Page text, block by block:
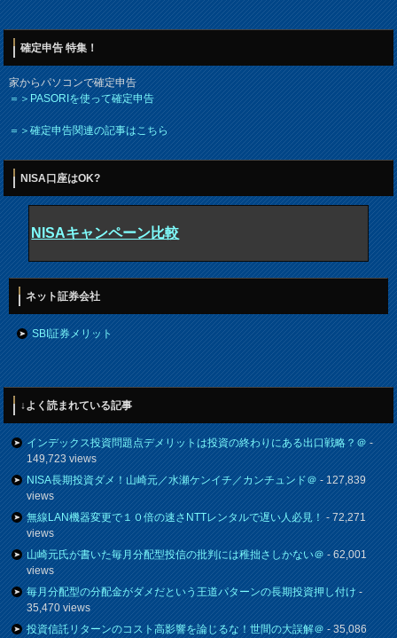
確定申告 特集！
家からパソコンで確定申告
＝＞PASORIを使って確定申告
＝＞確定申告関連の記事はこちら
NISA口座はOK?
NISAキャンペーン比較
ネット証券会社
SBI証券メリット
↓よく読まれている記事
インデックス投資問題点デメリットは投資の終わりにある出口戦略？＠-
149,723 views
NISA長期投資ダメ！山崎元／水瀬ケンイチ／カンチュンド＠- 127,839
views
無線LAN機器変更で１０倍の速さNTTレンタルで遅い人必見！- 72,271
views
山崎元氏が書いた毎月分配型投信の批判には稚拙さしかない＠- 62,001
views
毎月分配型の分配金がダメだという王道パターンの長期投資押し付け-
35,470 views
投資信託リターンのコスト高影響を論じるな！世間の大誤解＠- 35,086